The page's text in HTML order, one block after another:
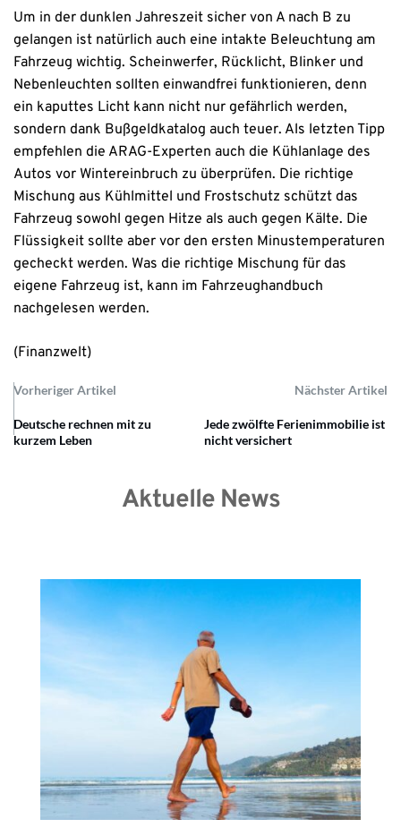
Um in der dunklen Jahreszeit sicher von A nach B zu
gelangen ist natürlich auch eine intakte Beleuchtung am
Fahrzeug wichtig. Scheinwerfer, Rücklicht, Blinker und
Nebenleuchten sollten einwandfrei funktionieren, denn
ein kaputtes Licht kann nicht nur gefährlich werden,
sondern dank Bußgeldkatalog auch teuer. Als letzten Tipp
empfehlen die ARAG-Experten auch die Kühlanlage des
Autos vor Wintereinbruch zu überprüfen. Die richtige
Mischung aus Kühlmittel und Frostschutz schützt das
Fahrzeug sowohl gegen Hitze als auch gegen Kälte. Die
Flüssigkeit sollte aber vor den ersten Minustemperaturen
gecheckt werden. Was die richtige Mischung für das
eigene Fahrzeug ist, kann im Fahrzeughandbuch
nachgelesen werden.
(Finanzwelt)
Vorheriger Artikel Nächster Artikel
Deutsche rechnen mit zu
kurzem Leben
Jede zwölfte Ferienimmobilie ist
nicht versichert
Aktuelle News